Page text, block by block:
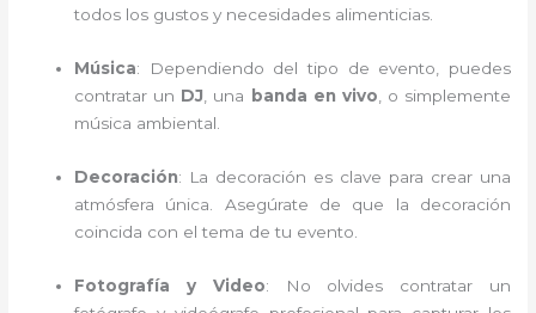
todos los gustos y necesidades alimenticias.
Música: Dependiendo del tipo de evento, puedes
contratar un DJ , una banda en vivo , o simplemente
música ambiental.
Decoración: La decoración es clave para crear una
atmósfera única. Asegúrate de que la decoración
coincida con el tema de tu evento.
Fotografía y Video: No olvides contratar un